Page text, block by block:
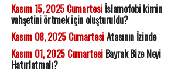
Kasım 15, 2025 Cumartesiİslamofobi kimin
vahşetini örtmek için oluşturuldu?
Kasım 08, 2025 CumartesiAtasının İzinde
Kasım 01, 2025 CumartesiBayrak Bize Neyi
Hatırlatmalı?